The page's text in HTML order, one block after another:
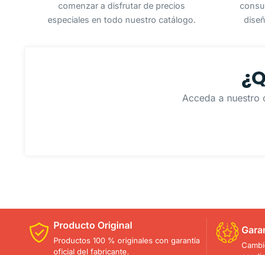
comenzar a disfrutar de precios
especiales en todo nuestro catálogo.
Acceda a nuestro
Producto Original
Productos 100 % originales con garantía
oficial del fabricante.